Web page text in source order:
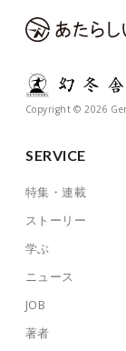
Copyright © 2026
SERVICE
特集・連載
ストーリー
学ぶ
ニュース
JOB
著者